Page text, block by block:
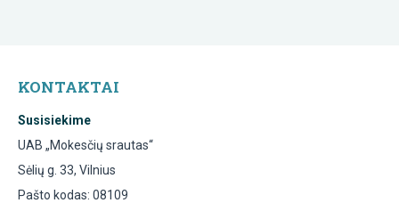
KONTAKTAI
Susisiekime
UAB „Mokesčių srautas“
Sėlių g. 33, Vilnius
Pašto kodas: 08109